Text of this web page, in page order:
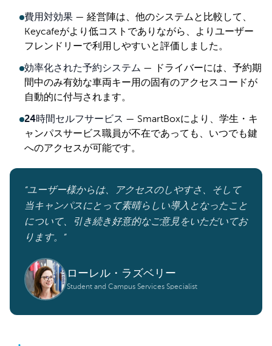
費用対効果 — 経営陣は、他のシステムと比較して、
Keycafeがより低コストでありながら、よりユーザー
フレンドリーで利用しやすいと評価しました。
効率化された予約システム —
ドライバーには、予約期
間中のみ有効な車両キー用の固有のアクセスコードが
自動的に付与されます。
24時間セルフサービス — SmartBoxにより、学生・キ
ャンパスサービス職員が不在であっても、いつでも鍵
へのアクセスが可能です。
“ユーザー様からは、アクセスのしやすさ、そして
当キャンパスにとって素晴らしい導入となったこと
について、引き続き好意的なご意見をいただいてお
ります。”
ローレル・ラズベリー
Student and Campus Services Specialist